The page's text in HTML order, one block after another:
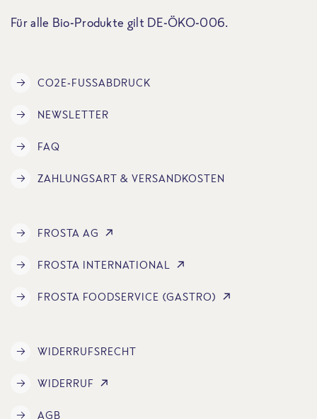
Für alle Bio-Produkte gilt DE-ÖKO-006.
CO2E-FUSSABDRUCK
NEWSLETTER
FAQ
ZAHLUNGSART & VERSANDKOSTEN
FROSTA AG
FROSTA INTERNATIONAL
FROSTA FOODSERVICE (GASTRO)
WIDERRUFSRECHT
WIDERRUF
AGB